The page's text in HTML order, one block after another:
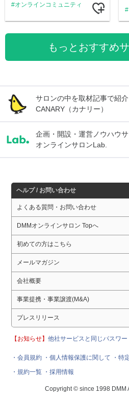
オンラインコミュニティ
もっとおすすめ
サロンの中を取材記事で紹介
CANARY（カナリー）
企画・開設・運営ノウハウサ
オンラインサロンLab.
ヘルプ / お問い合わせ
よくある質問・お問い合わせ
DMMオンラインサロン Topへ
初めての方はこちら
メールマガジン
会社概要
事業提携・事業譲渡(M&A)
プレスリリース
【お知らせ】他社サービスと同じパスワ
・会員規約 ・個人情報保護に関して
・特
・規約一覧 ・採用情報
Copyright © since 1998 DMM